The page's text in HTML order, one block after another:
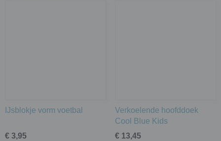
IJsblokje vorm voetbal
€ 3,95
Verkoelende hoofddoek
Cool Blue Kids
€ 13,45